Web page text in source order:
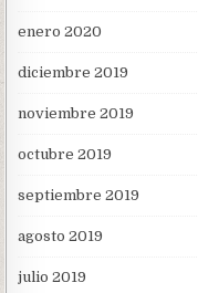
enero 2020
diciembre 2019
noviembre 2019
octubre 2019
septiembre 2019
agosto 2019
julio 2019